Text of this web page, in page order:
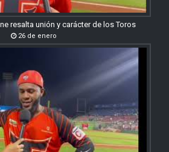
resalta unión y carácter de los Toros
26 de enero